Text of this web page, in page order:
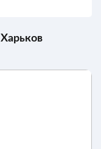
Харьков